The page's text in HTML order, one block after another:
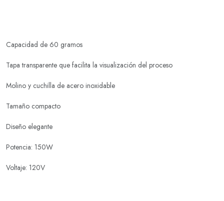
Capacidad de 60 gramos
Tapa transparente que facilita la visualización del proceso
Molino y cuchilla de acero inoxidable
Tamaño compacto
Diseño elegante
Potencia: 150W
Voltaje: 120V